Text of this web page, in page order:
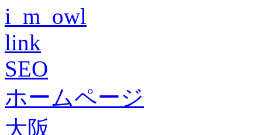
i_m_owl
link
SEO
ホームページ
大阪